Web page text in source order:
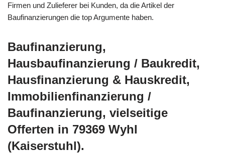
Firmen und Zulieferer bei Kunden, da die Artikel der
Baufinanzierungen die top Argumente haben.
Baufinanzierung,
Hausbaufinanzierung / Baukredit,
Hausfinanzierung & Hauskredit,
Immobilienfinanzierung /
Baufinanzierung, vielseitige
Offerten in 79369 Wyhl
(Kaiserstuhl).